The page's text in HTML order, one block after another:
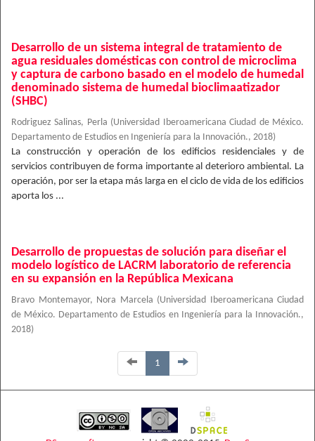
Desarrollo de un sistema integral de tratamiento de
agua residuales domésticas con control de microclima
y captura de carbono basado en el modelo de humedal
denominado sistema de humedal bioclimaatizador
(SHBC)
Rodriguez Salinas, Perla (Universidad Iberoamericana Ciudad de México.
Departamento de Estudios en Ingeniería para la Innovación., 2018)
La construcción y operación de los edificios residenciales y de
servicios contribuyen de forma importante al deterioro ambiental. La
operación, por ser la etapa más larga en el ciclo de vida de los edificios
aporta los ...
Desarrollo de propuestas de solución para diseñar el
modelo logístico de LACRM laboratorio de referencia
en su expansión en la República Mexicana
Bravo Montemayor, Nora Marcela (Universidad Iberoamericana Ciudad
de México. Departamento de Estudios en Ingeniería para la Innovación.,
2018)
1